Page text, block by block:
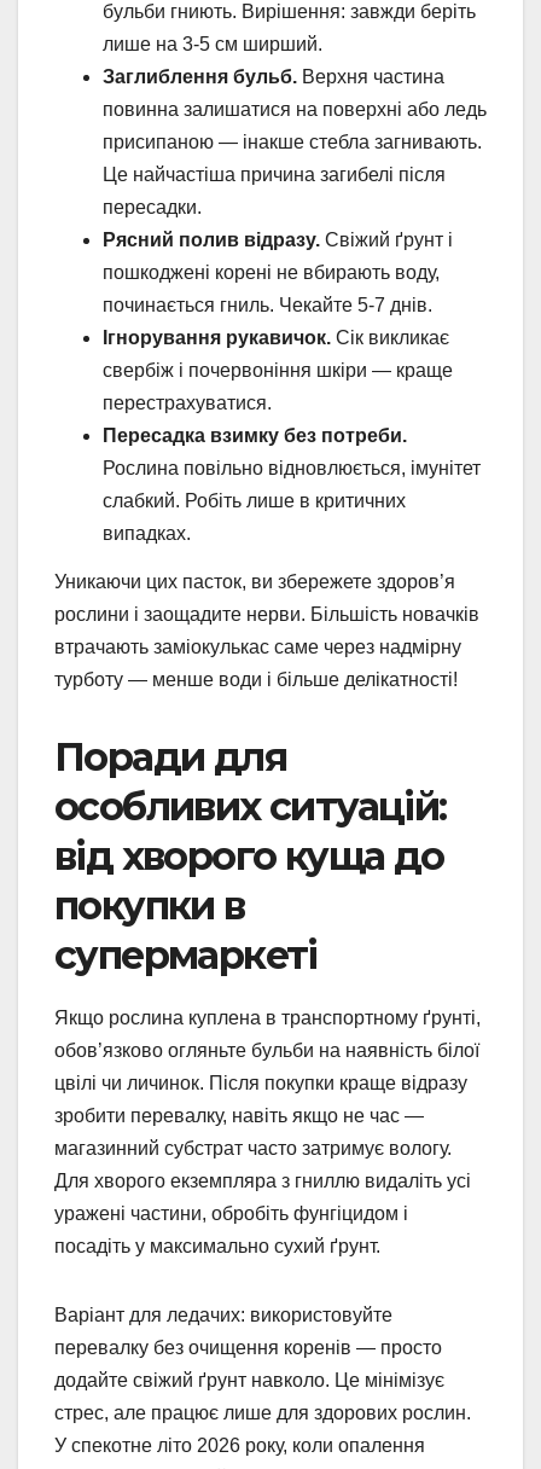
бульби гниють. Вирішення: завжди беріть
лише на 3-5 см ширший.
Заглиблення бульб. Верхня частина
повинна залишатися на поверхні або ледь
присипаною — інакше стебла загнивають.
Це найчастіша причина загибелі після
пересадки.
Рясний полив відразу. Свіжий ґрунт і
пошкоджені корені не вбирають воду,
починається гниль. Чекайте 5-7 днів.
Ігнорування рукавичок. Сік викликає
свербіж і почервоніння шкіри — краще
перестрахуватися.
Пересадка взимку без потреби.
Рослина повільно відновлюється, імунітет
слабкий. Робіть лише в критичних
випадках.
Уникаючи цих пасток, ви збережете здоров’я
рослини і заощадите нерви. Більшість новачків
втрачають заміокулькас саме через надмірну
турботу — менше води і більше делікатності!
Поради для
особливих ситуацій:
від хворого куща до
покупки в
супермаркеті
Якщо рослина куплена в транспортному ґрунті,
обов’язково огляньте бульби на наявність білої
цвілі чи личинок. Після покупки краще відразу
зробити перевалку, навіть якщо не час —
магазинний субстрат часто затримує вологу.
Для хворого екземпляра з гниллю видаліть усі
уражені частини, обробіть фунгіцидом і
посадіть у максимально сухий ґрунт.
Варіант для ледачих: використовуйте
перевалку без очищення коренів — просто
додайте свіжий ґрунт навколо. Це мінімізує
стрес, але працює лише для здорових рослин.
У спекотне літо 2026 року, коли опалення